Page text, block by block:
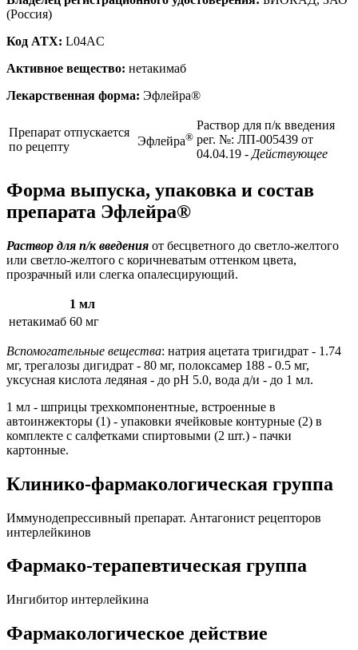
(Россия)
Код ATX: L04AC
Активное вещество: нетакимаб
Лекарственная форма: Эфлейра®
Препарат отпускается
по рецепту
Эфлейра®
Раствор для п/к введения
рег. №: ЛП-005439 от
04.04.19 - Действующее
Форма выпуска, упаковка и состав
препарата Эфлейра®
Раствор для п/к введения от бесцветного до светло-желтого
или светло-желтого с коричневатым оттенком цвета,
прозрачный или слегка опалесцирующий.
1 мл
нетакимаб 60 мг
Вспомогательные вещества: натрия ацетата тригидрат - 1.74
мг, трегалозы дигидрат - 80 мг, полоксамер 188 - 0.5 мг,
уксусная кислота ледяная - до pH 5.0, вода д/и - до 1 мл.
1 мл - шприцы трехкомпонентные, встроенные в
автоинжекторы (1) - упаковки ячейковые контурные (2) в
комплекте с салфетками спиртовыми (2 шт.) - пачки
картонные.
Клинико-фармакологическая группа
Иммунодепрессивный препарат. Антагонист рецепторов
интерлейкинов
Фармако-терапевтическая группа
Ингибитор интерлейкина
Фармакологическое действие